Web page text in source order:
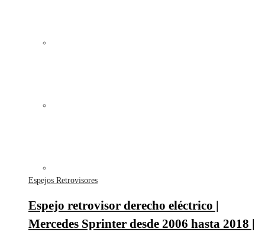
Espejos Retrovisores
Espejo retrovisor derecho eléctrico |
Mercedes Sprinter desde 2006 hasta 2018 |